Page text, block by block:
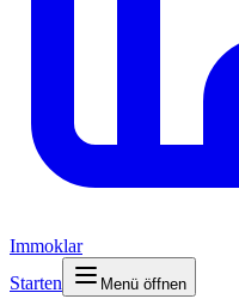
Immoklar
Starten
Menü öffnen